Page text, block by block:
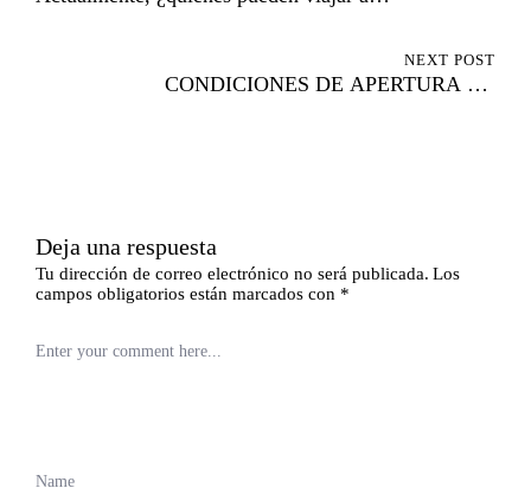
NEXT POST
CONDICIONES DE APERTURA DE
Deja una respuesta
Tu dirección de correo electrónico no será publicada. Los
campos obligatorios están marcados con *